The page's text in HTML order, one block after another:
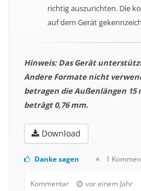
richtig auszurichten. Die
auf dem Gerät
Hinweis: Das Gerät
Andere Formate nicht
betragen die Außenlängen 15
beträgt 0,76 mm.
Download
Danke sagen 1
Kommentar vor einem Jahr